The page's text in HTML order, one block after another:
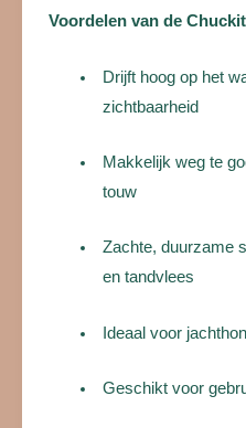
Voordelen van de
Drijft hoog op het
zichtbaarheid
Makkelijk weg te
touw
Zachte, duurzame
en tandvlees
Ideaal voor
Geschikt voor